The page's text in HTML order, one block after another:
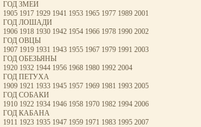
ГОД ЗМЕИ
1905 1917 1929 1941 1953 1965 1977 1989 2001
ГОД ЛОШАДИ
1906 1918 1930 1942 1954 1966 1978 1990 2002
ГОД ОВЦЫ
1907 1919 1931 1943 1955 1967 1979 1991 2003
ГОД ОБЕЗЬЯНЫ
1920 1932 1944 1956 1968 1980 1992 2004
ГОД ПЕТУХА
1909 1921 1933 1945 1957 1969 1981 1993 2005
ГОД СОБАКИ
1910 1922 1934 1946 1958 1970 1982 1994 2006
ГОД КАБАНА
1911 1923 1935 1947 1959 1971 1983 1995 2007